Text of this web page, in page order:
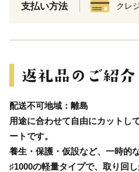
支払い方法 クレ
配送不可地域：離島
用途に合わせて自由にカットし
ートです。
養生・保護・仮設など、一時的
♯1000の軽量タイプで、取り回